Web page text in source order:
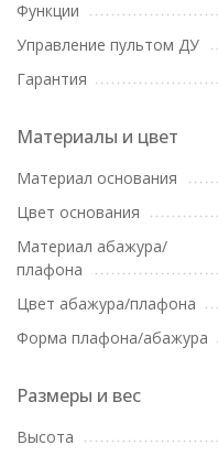
Функции
Управление пультом ДУ
Гарантия
Материалы и цвет
Материал основания
Цвет основания
Материал абажура/
плафона
Цвет абажура/плафона
Форма плафона/абажура
Размеры и вес
Высота